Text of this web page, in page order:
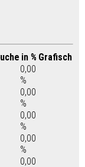
in % Grafisch
0,00
%
0,00
%
0,00
%
0,00
%
0,00